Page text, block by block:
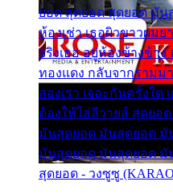
ยอด สุดยอด สุดยอด มั
ห้องเช่า เธอผิวขาวผม
จริงเธอ อยู่ห้องข้างข้าง
ทองแดง กลับจากรามม
สองเรา เจอะกันครั้งใด
ต้องให้ใส่ลีวายส์ สุดยอ
มันสุดยอด มันสุดยอด
มันสุดยอด มันสุดยอด มั
สุดยอด - วงซูซู